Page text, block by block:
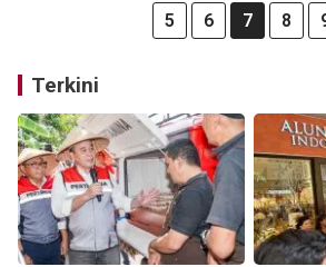
5 6 7 8
Terkini